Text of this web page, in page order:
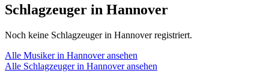
Schlagzeuger in Hannover
Noch keine Schlagzeuger in Hannover registriert.
Alle Musiker in Hannover ansehen
Alle Schlagzeuger in Hannover ansehen